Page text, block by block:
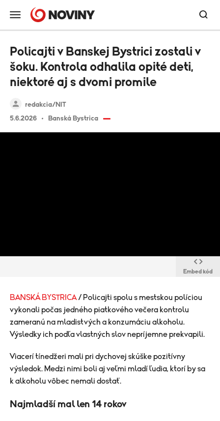
redakcia/NIT
5.6.2026
Banská Bystrica
Policajti v Banskej Bystrici zostali v
šoku. Kontrola odhalila opité deti,
niektoré aj s dvomi promile
Embed kód
BANSKÁ BYSTRICA / Policajti spolu s mestskou políciou
vykonali počas jedného piatkového večera kontrolu
zameranú na mladistvých a konzumáciu alkoholu.
Výsledky ich podľa vlastných slov nepríjemne prekvapili.
Viacerí tínedžeri mali pri dychovej skúške pozitívny
výsledok. Medzi nimi boli aj veľmi mladí ľudia, ktorí by sa
k alkoholu vôbec nemali dostať.
Najmladší mal len 14 rokov